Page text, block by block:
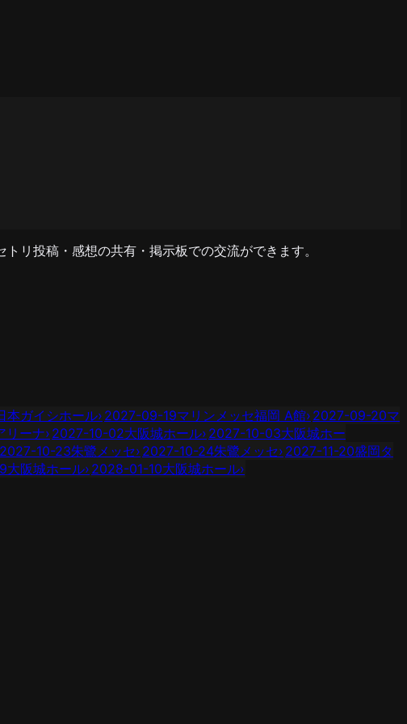
リ投稿・感想の共有・掲示板での交流ができます。
本ガイシホール› 2027-09-19マリンメッセ福岡 A館› 2027-09-20マ
リーナ› 2027-10-02大阪城ホール› 2027-10-03大阪城ホー
2027-10-23朱鷺メッセ› 2027-10-24朱鷺メッセ› 2027-11-20盛岡タ
大阪城ホール› 2028-01-10大阪城ホール›